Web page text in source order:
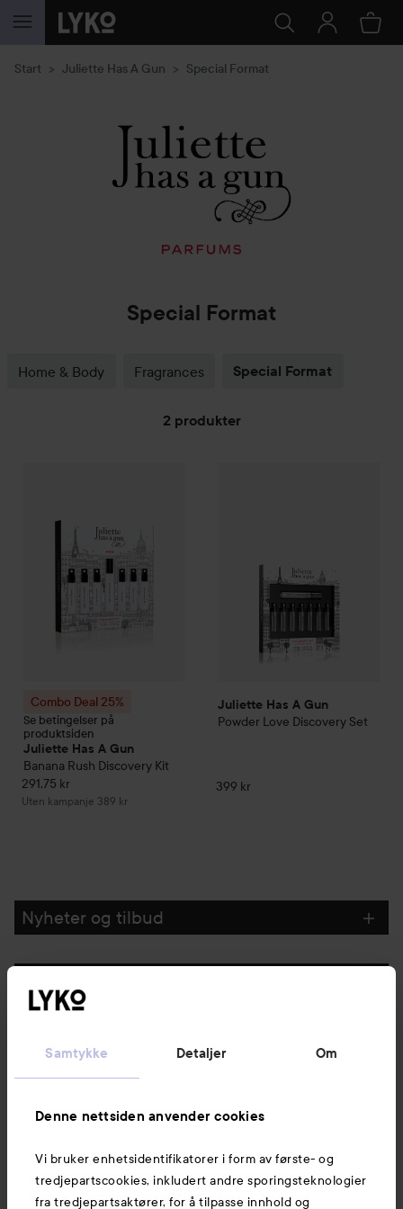
Samtykke Detaljer Om
Denne nettsiden anvender cookies
Vi bruker enhetsidentifikatorer i form av første- og
tredjepartscookies, inkludert andre sporingsteknologier
fra tredjepartsaktører, for å tilpasse innhold og
GÅ TIL INNHOLD
Start Juliette Has A Gun Special Format
Special Format
Home & Body Fragrances Special Format
2 produkter
Combo Deal 25%
Se betingelser på
produktsiden
Juliette Has A Gun
Banana Rush Discovery Kit
291,75 kr
Uten kampanje 389 kr
Juliette Has A Gun
Powder Love Discovery Set
399 kr
Nyheter og tilbud
Kundeservice
Informasjon
Også av interesse